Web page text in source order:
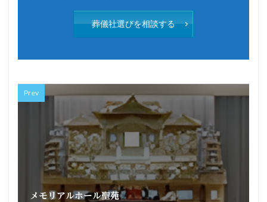
葬儀社選びを相談する
Prev
メモリアルホール聖苑